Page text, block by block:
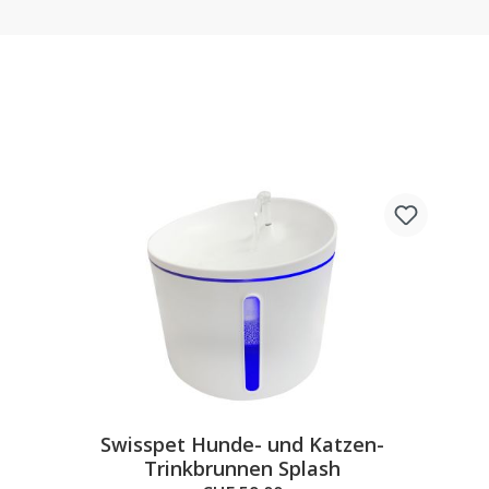
Swisspet Hunde- und Katzen-
Trinkbrunnen Splash